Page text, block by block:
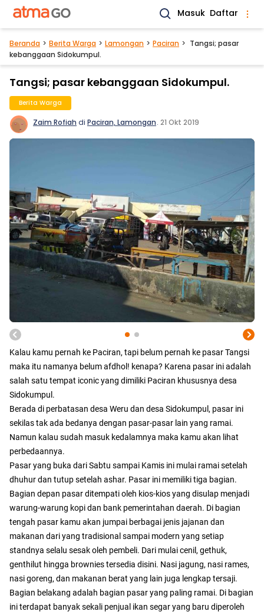
Masuk Daftar
Beranda Berita Warga Lamongan Paciran
Tangsi; pasar
kebanggaan Sidokumpul.
Tangsi; pasar kebanggaan Sidokumpul.
Berita Warga
Zaim Rofiah di Paciran, Lamongan. 21 Okt 2019
Kalau kamu pernah ke Paciran, tapi belum pernah ke pasar Tangsi
maka itu namanya belum afdhol! kenapa? Karena pasar ini adalah
salah satu tempat iconic yang dimiliki Paciran khususnya desa
Sidokumpul.
Berada di perbatasan desa Weru dan desa Sidokumpul, pasar ini
sekilas tak ada bedanya dengan pasar-pasar lain yang ramai.
Namun kalau sudah masuk kedalamnya maka kamu akan lihat
perbedaannya.
Pasar yang buka dari Sabtu sampai Kamis ini mulai ramai setelah
dhuhur dan tutup setelah ashar. Pasar ini memiliki tiga bagian.
Bagian depan pasar ditempati oleh kios-kios yang disulap menjadi
warung-warung kopi dan bank pemerintahan daerah. Di bagian
tengah pasar kamu akan jumpai berbagai jenis jajanan dan
makanan dari yang tradisional sampai modern yang setiap
standnya selalu sesak oleh pembeli. Dari mulai cenil, gethuk,
genthilut hingga brownies tersedia disini. Nasi jagung, nasi rames,
nasi goreng, dan makanan berat yang lain juga lengkap tersaji.
Bagian belakang adalah bagian pasar yang paling ramai. Di bagian
ini terdapat banyak sekali penjual ikan segar yang baru diperoleh